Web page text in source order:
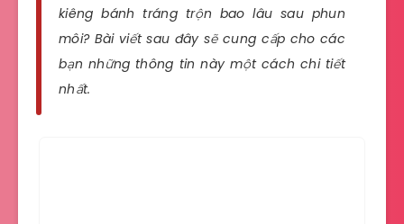
kiêng bánh tráng trộn bao lâu sau phun
môi? Bài viết sau đây sẽ cung cấp cho các
bạn những thông tin này một cách chi tiết
nhất.